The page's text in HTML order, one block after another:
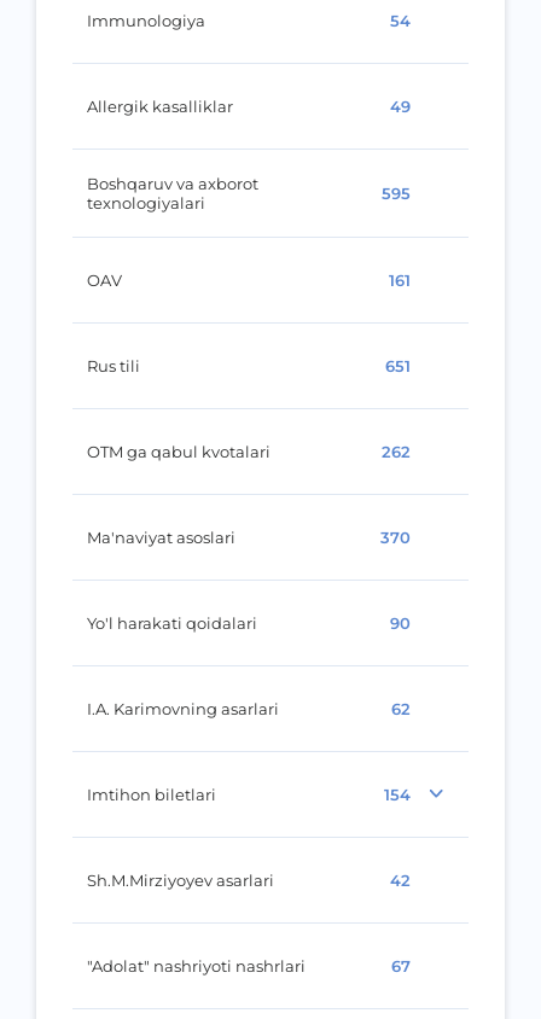
Immunologiya 54
Allergik kasalliklar 49
Boshqaruv va axborot
texnologiyalari
595
OAV 161
Rus tili 651
OTM ga qabul kvotalari 262
Ma'naviyat asoslari 370
Yo'l harakati qoidalari 90
I.A. Karimovning asarlari 62
Imtihon biletlari 154
Sh.M.Mirziyoyev asarlari 42
"Adolat" nashriyoti nashrlari 67